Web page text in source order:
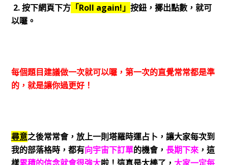
2. 按下網頁下方「Roll again!」 按鈕，擲出點數，就可
以囉。
每個題目建議做一次就可以囉，第一次的直覺常常都是準
的，就是讓你過更好！
尋意之後常常會，放上一則塔羅時運占卜，讓大家每次到
我的部落格時，都有向宇宙下訂單的機會， 長期下來，這